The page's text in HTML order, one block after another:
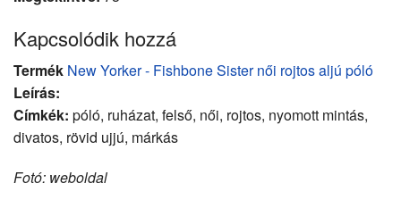
Kapcsolódik hozzá
Termék New Yorker - Fishbone Sister női rojtos aljú póló
Leírás:
Címkék: póló, ruházat, felső, női, rojtos, nyomott mintás,
divatos, rövid ujjú, márkás
Fotó: weboldal